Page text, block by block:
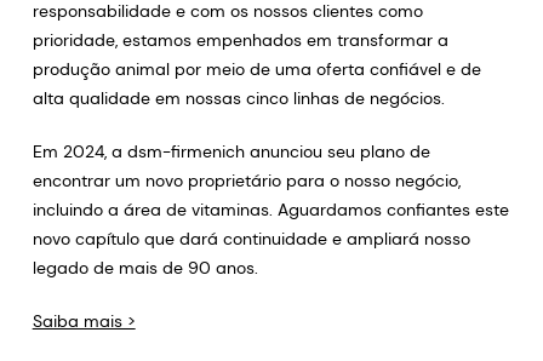
responsabilidade e com os nossos clientes como
prioridade, estamos empenhados em transformar a
produção animal por meio de uma oferta confiável e de
alta qualidade em nossas cinco linhas de negócios.
Em 2024, a dsm-firmenich anunciou seu plano de
encontrar um novo proprietário para o nosso negócio,
incluindo a área de vitaminas. Aguardamos confiantes este
novo capítulo que dará continuidade e ampliará nosso
legado de mais de 90 anos.
Saiba mais >